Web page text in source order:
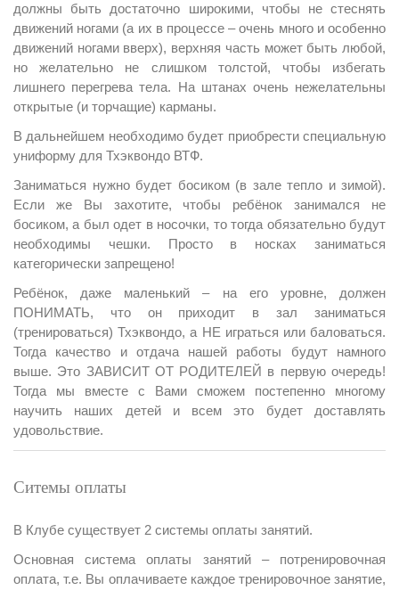
должны быть достаточно широкими, чтобы не стеснять
движений ногами (а их в процессе – очень много и особенно
движений ногами вверх), верхняя часть может быть любой,
но желательно не слишком толстой, чтобы избегать
лишнего перегрева тела. На штанах очень нежелательны
открытые (и торчащие) карманы.
В дальнейшем необходимо будет приобрести специальную
униформу для Тхэквондо ВТФ.
Заниматься нужно будет босиком (в зале тепло и зимой).
Если же Вы захотите, чтобы ребёнок занимался не
босиком, а был одет в носочки, то тогда обязательно будут
необходимы чешки. Просто в носках заниматься
категорически запрещено!
Ребёнок, даже маленький – на его уровне, должен
ПОНИМАТЬ, что он приходит в зал заниматься
(тренироваться) Тхэквондо, а НЕ играться или баловаться.
Тогда качество и отдача нашей работы будут намного
выше. Это ЗАВИСИТ ОТ РОДИТЕЛЕЙ в первую очередь!
Тогда мы вместе с Вами сможем постепенно многому
научить наших детей и всем это будет доставлять
удовольствие.
Ситемы оплаты
В Клубе существует 2 системы оплаты занятий.
Основная система оплаты занятий – потренировочная
оплата, т.е. Вы оплачиваете каждое тренировочное занятие,